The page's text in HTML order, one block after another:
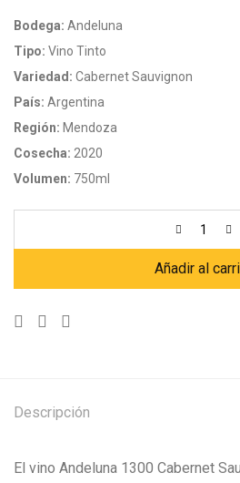
Bodega: Andeluna
Tipo: Vino Tinto
Variedad: Cabernet Sauvignon
País: Argentina
Región: Mendoza
Cosecha: 2020
Volumen: 750ml
Añadir al
Descripción
El vino Andeluna 1300 Cabernet